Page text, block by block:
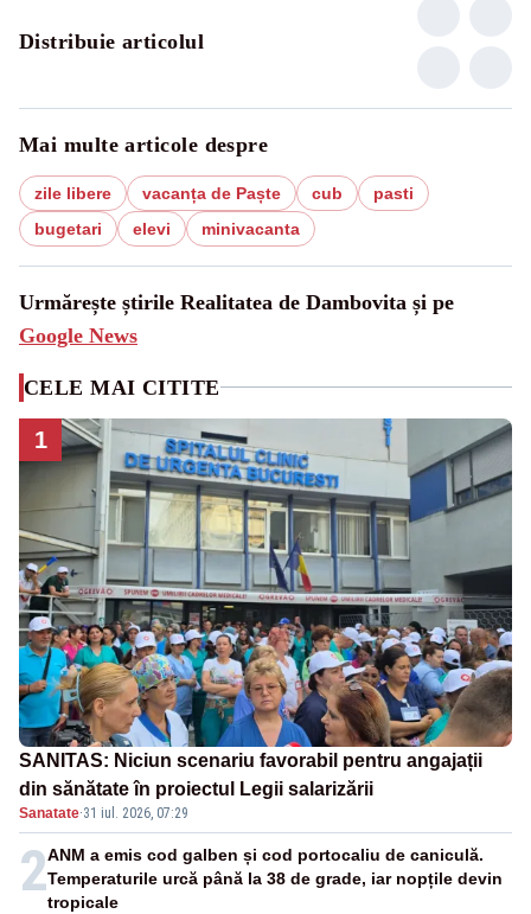
Distribuie articolul
Mai multe articole despre
zile libere vacanța de Paște cub
pasti
bugetari
elevi minivacanta
Urmărește știrile Realitatea de Dambovita și pe
Google News
CELE MAI CITITE
1
SANITAS: Niciun scenariu favorabil pentru angajații
din sănătate în proiectul Legii salarizării
Sanatate·31 iul. 2026, 07:29
2ANM a emis cod galben și cod portocaliu de caniculă.
Temperaturile urcă până la 38 de grade, iar nopțile devin
tropicale